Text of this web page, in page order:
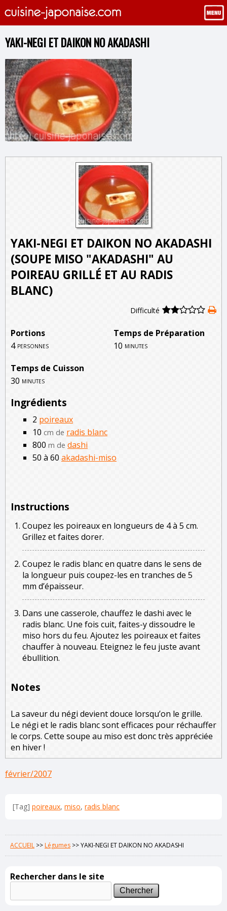
YAKI-NEGI ET DAIKON NO AKADASHI
YAKI-NEGI ET DAIKON NO AKADASHI
(SOUPE MISO "AKADASHI" AU
POIREAU GRILLÉ ET AU RADIS
BLANC)
Difficulté
Portions
Temps de Préparation
4 personnes 10 minutes
Temps de Cuisson
30 minutes
Ingrédients
2 poireaux
10 cm de radis blanc
800 m de dashi
50 à 60 akadashi-miso
Instructions
Coupez les poireaux en longueurs de 4 à 5 cm.
Grillez et faites dorer.
Coupez le radis blanc en quatre dans le sens de
la longueur puis coupez-les en tranches de 5
mm d’épaisseur.
Dans une casserole, chauffez le dashi avec le
radis blanc. Une fois cuit, faites-y dissoudre le
miso hors du feu. Ajoutez les poireaux et faites
chauffer à nouveau. Eteignez le feu juste avant
ébullition.
Notes
La saveur du négi devient douce lorsqu’on le grille.
Le négi et le radis blanc sont efficaces pour réchauffer
le corps. Cette soupe au miso est donc très appréciée
en hiver !
février/2007
[Tag] poireaux, miso, radis blanc
ACCUEIL >>Légumes >>YAKI-NEGI ET DAIKON NO AKADASHI
Rechercher dans le site